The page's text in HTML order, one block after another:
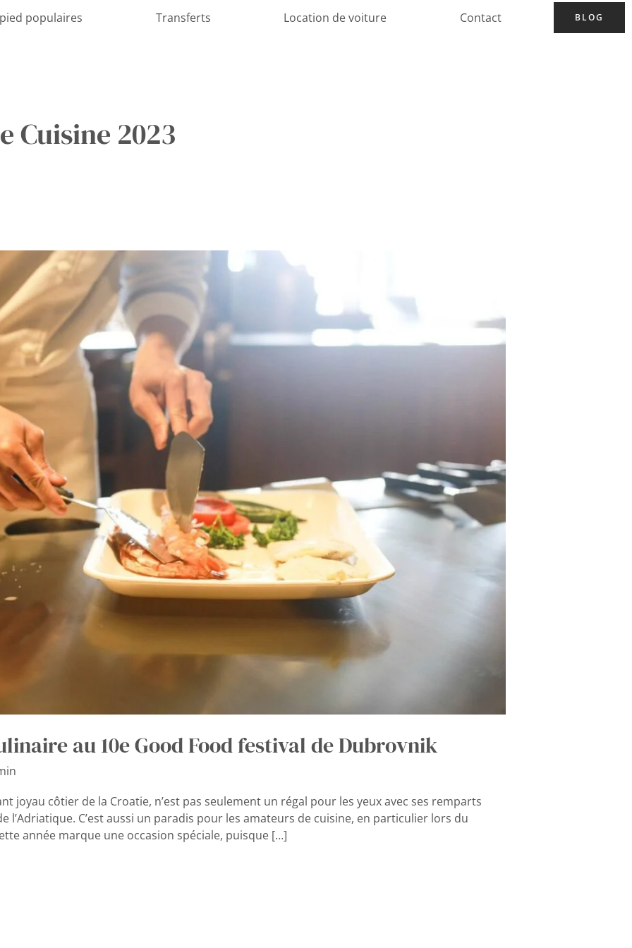
populaires Transferts Location de voiture Contact BLOG
Cuisine 2023
au 10e Good Food festival de Dubrovnik
joyau côtier de la Croatie, n’est pas seulement un régal pour les yeux avec ses remparts
l’Adriatique. C’est aussi un paradis pour les amateurs de cuisine, en particulier lors du
année marque une occasion spéciale, puisque […]